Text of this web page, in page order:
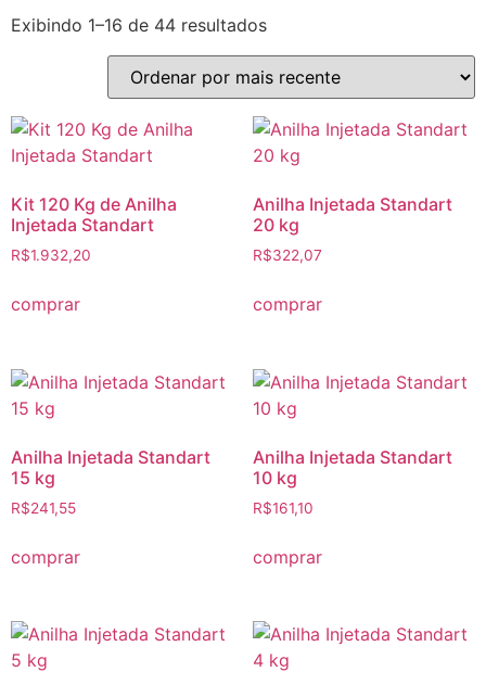
Exibindo 1–16 de 44 resultados
Kit 120 Kg de Anilha
Injetada Standart
R$1.932,20
comprar
Anilha Injetada Standart
20 kg
R$322,07
comprar
Anilha Injetada Standart
15 kg
R$241,55
comprar
Anilha Injetada Standart
10 kg
R$161,10
comprar